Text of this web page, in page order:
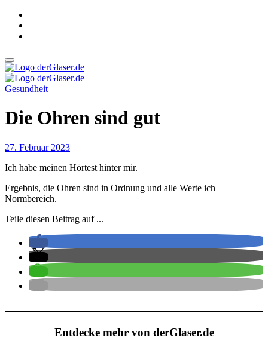
Zum
Inhalt
springen
derGlaser.de
Mein Leben mit Frau, zwei Kindern und Katze
Gesundheit
Die Ohren sind gut
27. Februar 2023
Ich habe meinen Hörtest hinter mir.
Ergebnis, die Ohren sind in Ordnung und alle Werte ich
Normbereich.
Teile diesen Beitrag auf ...
Entdecke mehr von derGlaser.de